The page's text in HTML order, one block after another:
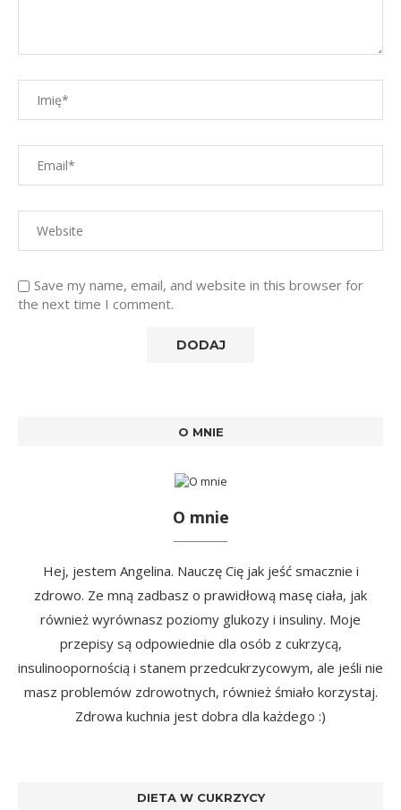
Save my name, email, and website in this browser for
the next time I comment.
O MNIE
O mnie
Hej, jestem Angelina. Nauczę Cię jak jeść smacznie i
zdrowo. Ze mną zadbasz o prawidłową masę ciała, jak
również wyrównasz poziomy glukozy i insuliny. Moje
przepisy są odpowiednie dla osób z cukrzycą,
insulinoopornością i stanem przedcukrzycowym, ale jeśli nie
masz problemów zdrowotnych, również śmiało korzystaj.
Zdrowa kuchnia jest dobra dla każdego :)
DIETA W CUKRZYCY